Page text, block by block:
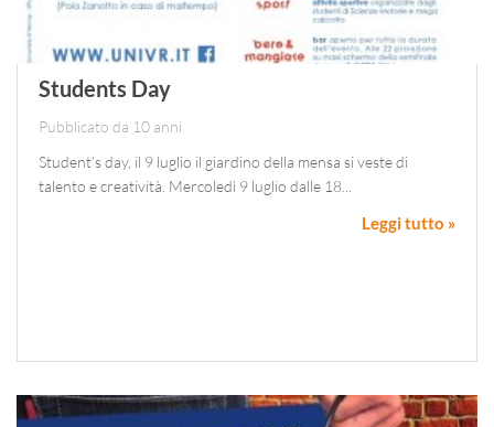
Students Day
Pubblicato da 10 anni
Student’s day, il 9 luglio il giardino della mensa si veste di
talento e creatività. Mercoledì 9 luglio dalle 18...
Leggi tutto »